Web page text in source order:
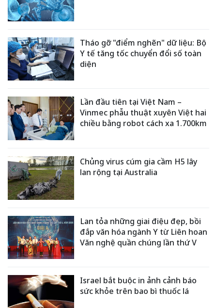
Tháo gỡ "điểm nghẽn" dữ liệu: Bộ
Y tế tăng tốc chuyển đổi số toàn
diện
Lần đầu tiên tại Việt Nam –
Vinmec phẫu thuật xuyên Việt hai
chiều bằng robot cách xa 1.700km
Chủng virus cúm gia cầm H5 lây
lan rộng tại Australia
Lan tỏa những giai điệu đẹp, bồi
đắp văn hóa ngành Y từ Liên hoan
Văn nghệ quần chúng lần thứ V
Israel bắt buộc in ảnh cảnh báo
sức khỏe trên bao bì thuốc lá